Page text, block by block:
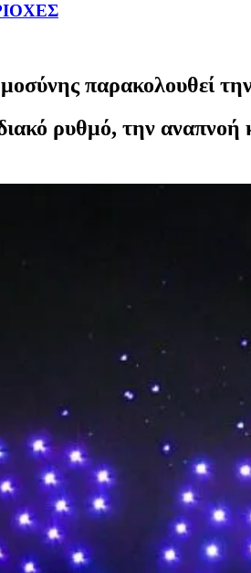
παρακολουθεί
ρυθμό, την